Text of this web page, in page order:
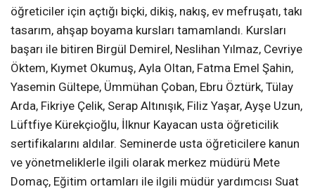
öğreticiler için açtığı biçki, dikiş, nakış, ev mefruşatı, takı
tasarım, ahşap boyama kursları tamamlandı. Kursları
başarı ile bitiren Birgül Demirel, Neslihan Yılmaz, Cevriye
Öktem, Kıymet Okumuş, Ayla Oltan, Fatma Emel Şahin,
Yasemin Gültepe, Ümmühan Çoban, Ebru Öztürk, Tülay
Arda, Fikriye Çelik, Serap Altınışık, Filiz Yaşar, Ayşe Uzun,
Lüftfiye Kürekçioğlu, İlknur Kayacan usta öğreticilik
sertifikalarını aldılar. Seminerde usta öğreticilere kanun
ve yönetmeliklerle ilgili olarak merkez müdürü Mete
Domaç, Eğitim ortamları ile ilgili müdür yardımcısı Suat